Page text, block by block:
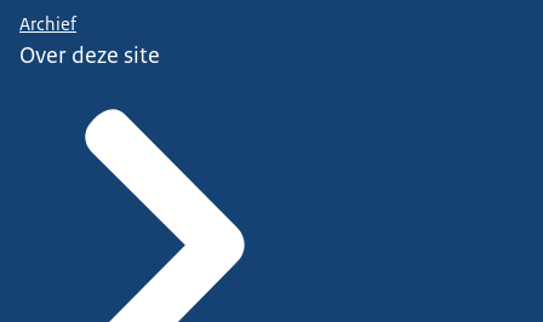
Archief
Over deze site